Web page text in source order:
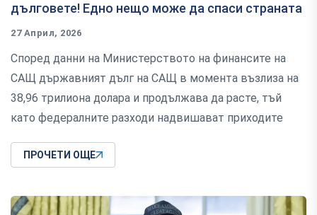
дълговете! Едно нещо може да спаси страната
27 Април, 2026
Според данни на Министерството на финансите на
САЩ държавният дълг на САЩ в момента възлиза на
38,96 трилиона долара и продължава да расте, тъй
като федералните разходи надвишават приходите
ПРОЧЕТИ ОЩЕ